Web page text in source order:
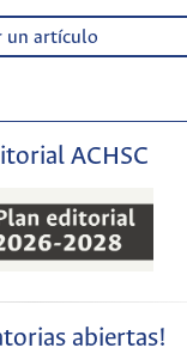
un artículo
ACHSC
abiertas!